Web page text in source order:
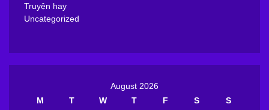
Truyện hay
Uncategorized
August 2026
M
T W T F S
S